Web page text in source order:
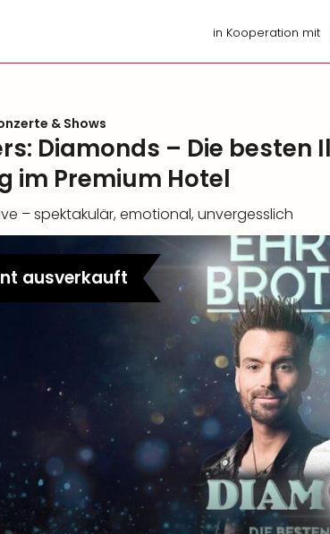
in Kooperation mit
& Shows
Diamonds – Die besten
im Premium Hotel
– spektakulär, emotional, unvergesslich
ausverkauft